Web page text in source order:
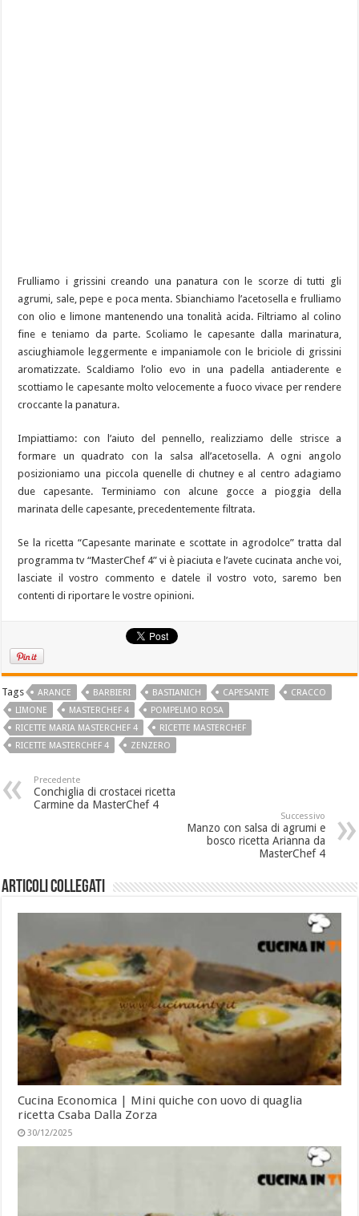
Frulliamo i grissini creando una panatura con le scorze di tutti gli
agrumi, sale, pepe e poca menta. Sbianchiamo l’acetosella e frulliamo
con olio e limone mantenendo una tonalità acida. Filtriamo al colino
fine e teniamo da parte. Scoliamo le capesante dalla marinatura,
asciughiamole leggermente e impaniamole con le briciole di grissini
aromatizzate. Scaldiamo l’olio evo in una padella antiaderente e
scottiamo le capesante molto velocemente a fuoco vivace per rendere
croccante la panatura.
Impiattiamo: con l’aiuto del pennello, realizziamo delle strisce a
formare un quadrato con la salsa all’acetosella. A ogni angolo
posizioniamo una piccola quenelle di chutney e al centro adagiamo
due capesante. Terminiamo con alcune gocce a pioggia della
marinata delle capesante, precedentemente filtrata.
Se la ricetta “Capesante marinate e scottate in agrodolce” tratta dal
programma tv “MasterChef 4” vi è piaciuta e l’avete cucinata anche voi,
lasciate il vostro commento e datele il vostro voto, saremo ben
contenti di riportare le vostre opinioni.
Tags ARANCE BARBIERI BASTIANICH CAPESANTE
CRACCO
LIMONE
MASTERCHEF 4
POMPELMO ROSA
RICETTE MARIA MASTERCHEF 4
RICETTE MASTERCHEF
RICETTE MASTERCHEF 4
ZENZERO
Precedente
Conchiglia di crostacei ricetta
Carmine da MasterChef 4
Successivo
Manzo con salsa di agrumi e
bosco ricetta Arianna da
MasterChef 4
Articoli collegati
Cucina Economica | Mini quiche con uovo di quaglia
ricetta Csaba Dalla Zorza
30/12/2025